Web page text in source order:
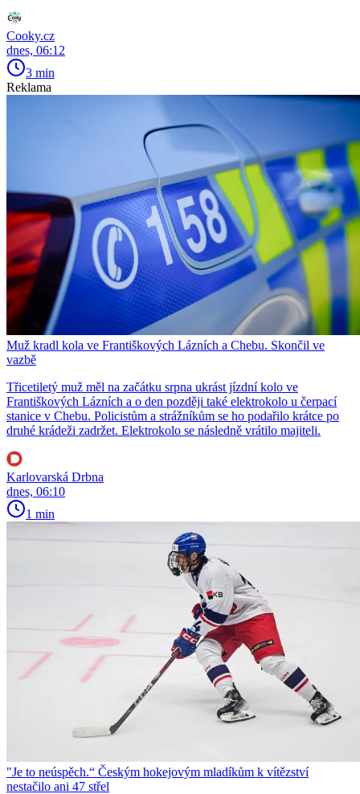
Cooky.cz
dnes, 06:12
3 min
Reklama
Muž kradl kola ve Františkových Lázních a Chebu. Skončil ve
vazbě
Třicetiletý muž měl na začátku srpna ukrást jízdní kolo ve
Františkových Lázních a o den později také elektrokolo u čerpací
stanice v Chebu. Policistům a strážníkům se ho podařilo krátce po
druhé krádeži zadržet. Elektrokolo se následně vrátilo majiteli.
Karlovarská Drbna
dnes, 06:10
1 min
"Je to neúspěch.“ Českým hokejovým mladíkům k vítězství
nestačilo ani 47 střel